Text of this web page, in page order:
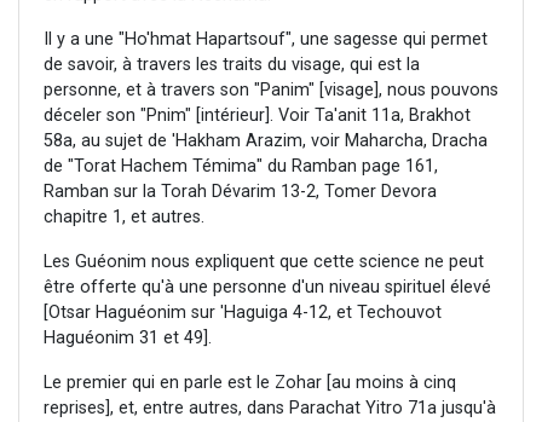
Il y a une "Ho'hmat Hapartsouf", une sagesse qui permet
de savoir, à travers les traits du visage, qui est la
personne, et à travers son "Panim" [visage], nous pouvons
déceler son "Pnim" [intérieur]. Voir Ta'anit 11a, Brakhot
58a, au sujet de 'Hakham Arazim, voir Maharcha, Dracha
de "Torat Hachem Témima" du Ramban page 161,
Ramban sur la Torah Dévarim 13-2, Tomer Devora
chapitre 1, et autres.
Les Guéonim nous expliquent que cette science ne peut
être offerte qu'à une personne d'un niveau spirituel élevé
[Otsar Haguéonim sur 'Haguiga 4-12, et Techouvot
Haguéonim 31 et 49].
Le premier qui en parle est le Zohar [au moins à cinq
reprises], et, entre autres, dans Parachat Yitro 71a jusqu'à